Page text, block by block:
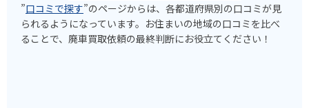
”口コミで探す”のページからは、各都道府県別の口コミが見
られるようになっています。お住まいの地域の口コミを比べ
ることで、廃車買取依頼の最終判断にお役立てください！